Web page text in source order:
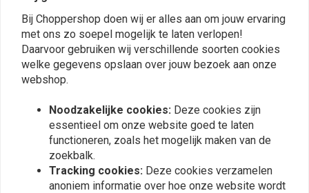
Plaats ook een review
Bij Choppershop doen wij er alles aan om jouw ervaring
met ons zo soepel mogelijk te laten verlopen!
Daarvoor gebruiken wij verschillende soorten cookies
welke gegevens opslaan over jouw bezoek aan onze
webshop.
Noodzakelijke cookies: Deze cookies zijn
essentieel om onze website goed te laten
functioneren, zoals het mogelijk maken van de
zoekbalk.
Tracking cookies: Deze cookies verzamelen
anoniem informatie over hoe onze website wordt